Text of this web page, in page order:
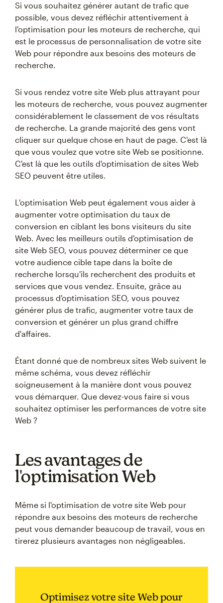
Si vous souhaitez générer autant de trafic que
possible, vous devez réfléchir attentivement à
l'optimisation pour les moteurs de recherche, qui
est le processus de personnalisation de votre site
Web pour répondre aux besoins des moteurs de
recherche.
Si vous rendez votre site Web plus attrayant pour
les moteurs de recherche, vous pouvez augmenter
considérablement le classement de vos résultats
de recherche. La grande majorité des gens vont
cliquer sur quelque chose en haut de page. C'est là
que vous voulez que votre site Web se positionne.
C'est là que les outils d'optimisation de sites Web
SEO peuvent être utiles.
L'optimisation Web peut également vous aider à
augmenter votre optimisation du taux de
conversion en ciblant les bons visiteurs du site
Web. Avec les meilleurs outils d'optimisation de
site Web SEO, vous pouvez déterminer ce que
votre audience cible tape dans la boîte de
recherche lorsqu'ils recherchent des produits et
services que vous vendez. Ensuite, grâce au
processus d'optimisation SEO, vous pouvez
générer plus de trafic, augmenter votre taux de
conversion et générer un plus grand chiffre
d'affaires.
Étant donné que de nombreux sites Web suivent le
même schéma, vous devez réfléchir
soigneusement à la manière dont vous pouvez
vous démarquer. Que devez-vous faire si vous
souhaitez optimiser les performances de votre site
Web ?
Les avantages de
l'optimisation Web
Même si l'optimisation de votre site Web pour
répondre aux besoins des moteurs de recherche
peut vous demander beaucoup de travail, vous en
tirerez plusieurs avantages non négligeables.
Optimisez votre site Web pour